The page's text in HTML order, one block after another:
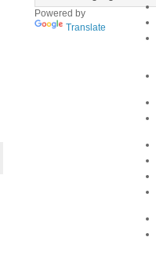
Powered by
Translate